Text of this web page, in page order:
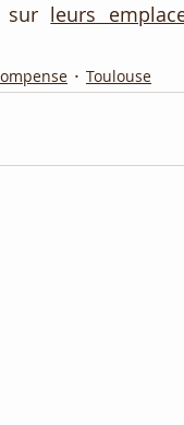
sur leurs
Toulouse